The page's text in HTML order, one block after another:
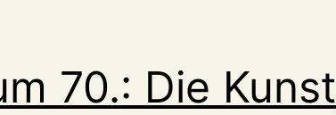
70.: Die Kunst